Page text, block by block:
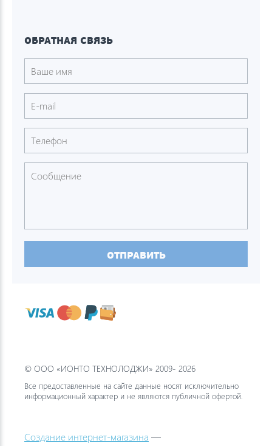
ОБРАТНАЯ СВЯЗЬ
ОТПРАВИТЬ
© ООО «ИОНТО ТЕХНОЛОДЖИ» 2009- 2026
Все предоставленные на сайте данные носят исключительно
информационный характер и не являются публичной офертой.
Создание интернет-магазина —